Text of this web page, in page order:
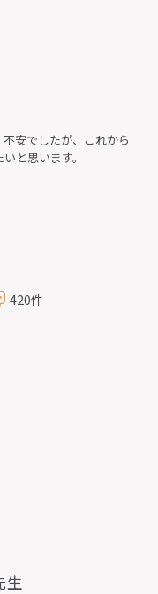
安でしたが、これから
と思います。
420件
生